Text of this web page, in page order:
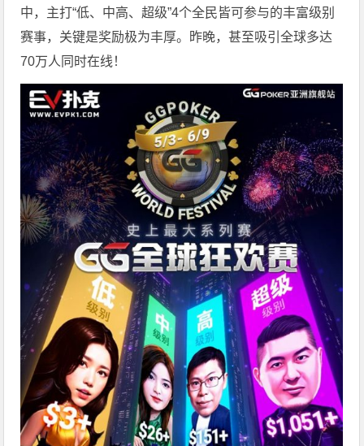
中，主打“低、中高、超级”4个全民皆可参与的丰富级别
赛事，关键是奖励极为丰厚。 昨晚，甚至吸引全球多达
70万人同时在线！